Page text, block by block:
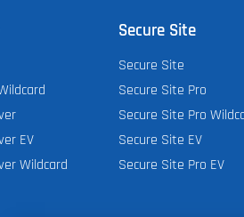
EV
Wildcard
Secure Site
Secure Site
Secure Site Pro
Secure Site Pro
Secure Site EV
Secure Site Pro EV